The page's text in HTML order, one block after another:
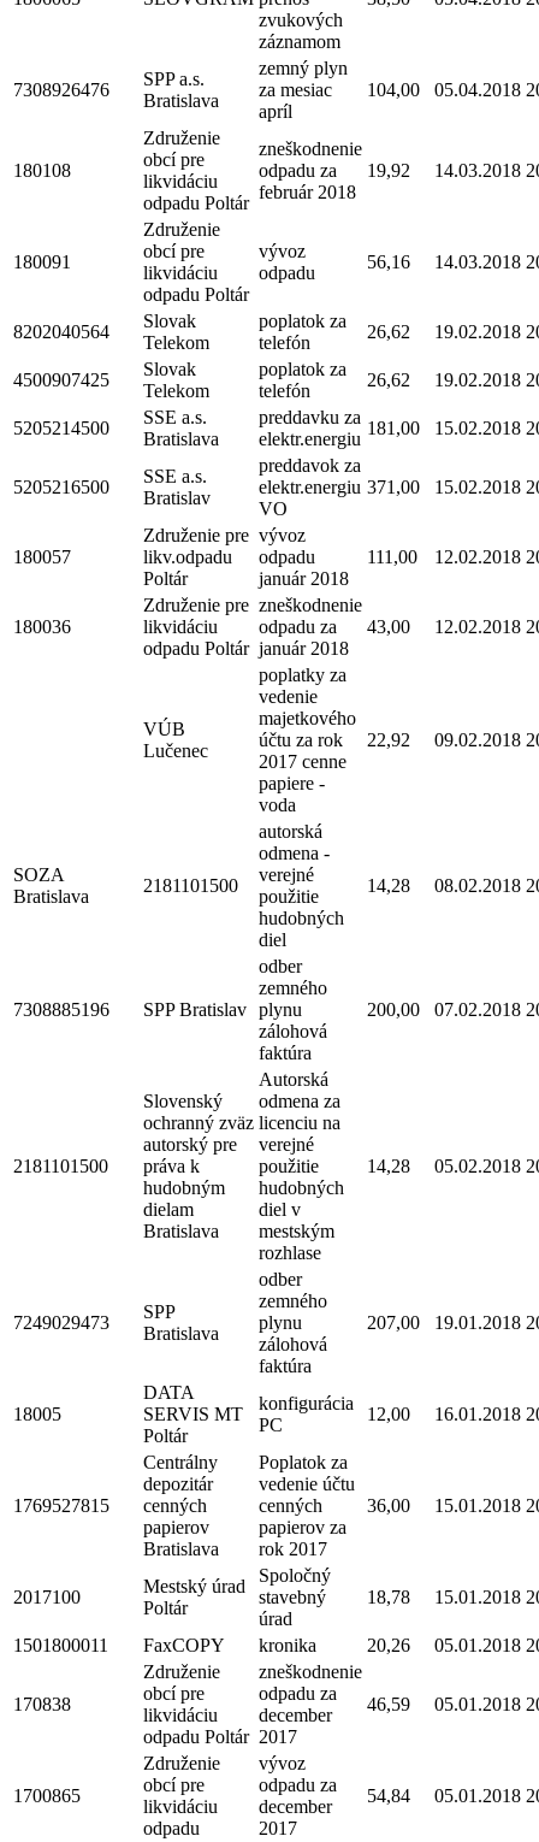
zvukových
záznamom
7308926476
SPP a.s.
Bratislava
zemný plyn
za mesiac
apríl
104,00 05.04.2018
180108
Združenie
obcí pre
likvidáciu
odpadu Poltár
zneškodnenie
odpadu za
február 2018
19,92 14.03.2018
180091
Združenie
obcí pre
likvidáciu
odpadu Poltár
vývoz
odpadu
56,16 14.03.2018
8202040564
Slovak
Telekom
poplatok za
telefón
26,62 19.02.2018
4500907425
Slovak
Telekom
poplatok za
telefón
26,62 19.02.2018
5205214500
SSE a.s.
Bratislava
preddavku za
elektr.energiu
181,00 15.02.2018
5205216500
SSE a.s.
Bratislav
preddavok za
elektr.energiu
VO
371,00 15.02.2018
180057
Združenie pre
likv.odpadu
Poltár
vývoz
odpadu
január 2018
111,00 12.02.2018
180036
Združenie pre
likvidáciu
odpadu Poltár
zneškodnenie
odpadu za
január 2018
43,00 12.02.2018
VÚB
Lučenec
poplatky za
vedenie
majetkového
účtu za rok
2017 cenne
papiere -
voda
22,92 09.02.2018
SOZA
Bratislava
2181101500
autorská
odmena -
verejné
použitie
hudobných
diel
14,28 08.02.2018
7308885196 SPP Bratislav
odber
zemného
plynu
zálohová
faktúra
200,00 07.02.2018
2181101500
Slovenský
ochranný zväz
autorský pre
práva k
hudobným
dielam
Bratislava
Autorská
odmena za
licenciu na
verejné
použitie
hudobných
diel v
mestským
rozhlase
14,28 05.02.2018
7249029473
SPP
Bratislava
odber
zemného
plynu
zálohová
faktúra
207,00 19.01.2018
18005
DATA
SERVIS MT
Poltár
konfigurácia
PC
12,00 16.01.2018
1769527815
Centrálny
depozitár
cenných
papierov
Bratislava
Poplatok za
vedenie účtu
cenných
papierov za
rok 2017
36,00 15.01.2018
2017100
Mestský úrad
Poltár
Spoločný
stavebný
úrad
18,78 15.01.2018
1501800011 FaxCOPY kronika 20,26 05.01.2018
170838
Združenie
obcí pre
likvidáciu
odpadu Poltár
zneškodnenie
odpadu za
december
2017
46,59 05.01.2018
1700865
Združenie
obcí pre
likvidáciu
odpadu
vývoz
odpadu za
december
2017
54,84 05.01.2018